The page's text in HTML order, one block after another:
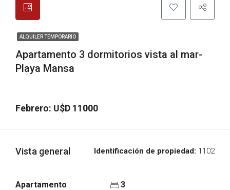
ALQUILER TEMPORARIO
Apartamento 3 dormitorios vista al mar-
Playa Mansa
Febrero: U$D 11000
Vista general Identificación de propiedad: 1102
Apartamento 3